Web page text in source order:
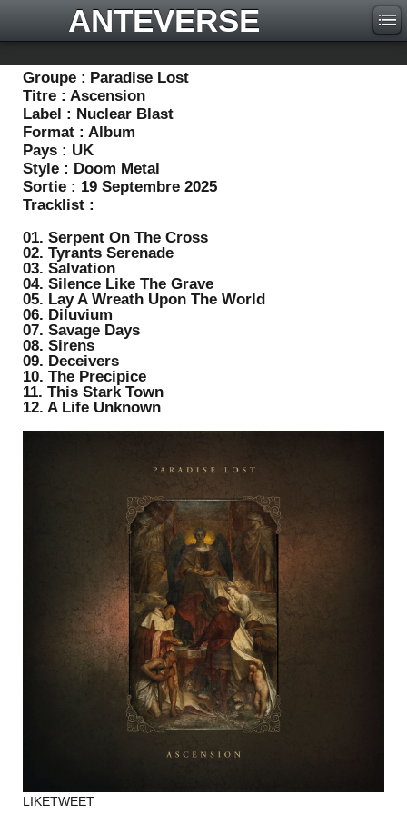
ANTEVERSE
Groupe : Paradise Lost
Titre : Ascension
Label : Nuclear Blast
Format : Album
Pays : UK
Style : Doom Metal
Sortie : 19 Septembre 2025
Tracklist :
01. Serpent On The Cross
02. Tyrants Serenade
03. Salvation
04. Silence Like The Grave
05. Lay A Wreath Upon The World
06. Diluvium
07. Savage Days
08. Sirens
09. Deceivers
10. The Precipice
11. This Stark Town
12. A Life Unknown
LIKETWEET